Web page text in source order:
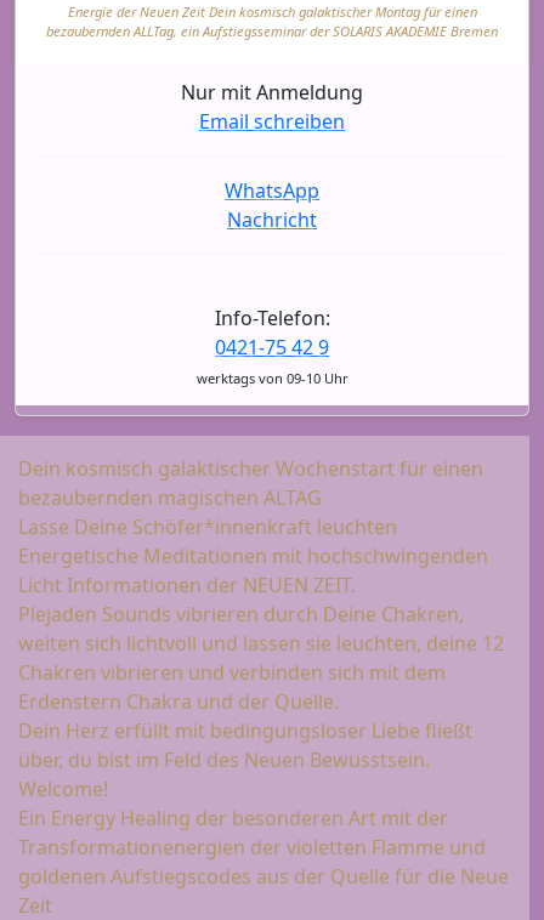
Energie der Neuen Zeit Dein kosmisch galaktischer Montag für einen
bezaubernden ALLTag, ein Aufstiegsseminar der SOLARIS AKADEMIE Bremen
Nur mit Anmeldung
Email schreiben
WhatsApp
Nachricht
Info-Telefon:
0421-75 42 9
werktags von 09-10 Uhr
Dein kosmisch galaktischer Wochenstart für einen
bezaubernden magischen ALTAG
Lasse Deine Schöfer*innenkraft leuchten
Energetische Meditationen mit hochschwingenden
Licht Informationen der NEUEN ZEIT.
Plejaden Sounds vibrieren durch Deine Chakren,
weiten sich lichtvoll und lassen sie leuchten, deine 12
Chakren vibrieren und verbinden sich mit dem
Erdenstern Chakra und der Quelle.
Dein Herz erfüllt mit bedingungsloser Liebe fließt
über, du bist im Feld des Neuen Bewusstsein.
Welcome!
Ein Energy Healing der besonderen Art mit der
Transformationenergien der violetten Flamme und
goldenen Aufstiegscodes aus der Quelle für die Neue
Zeit